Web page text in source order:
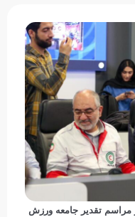
تقدیر جامعه ورزش